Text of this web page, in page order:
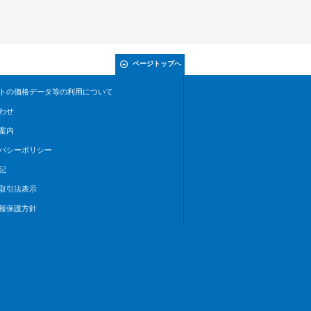
ページトップへ
の価格データ等の利用について
せ
内
シーポリシー
引法表示
保護方針